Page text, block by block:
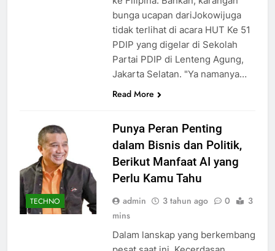
bunga ucapan dariJokowijuga
tidak terlihat di acara HUT Ke 51
PDIP yang digelar di Sekolah
Partai PDIP di Lenteng Agung,
Jakarta Selatan. "Ya namanya…
Read More
TECHNO
Punya Peran Penting
dalam Bisnis dan Politik,
Berikut Manfaat AI yang
Perlu Kamu Tahu
admin 3 tahun ago 0
3
mins
Dalam lanskap yang berkembang